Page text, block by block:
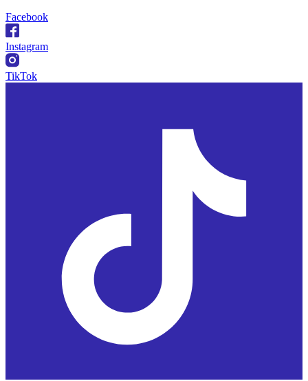
Facebook
Instagram
TikTok